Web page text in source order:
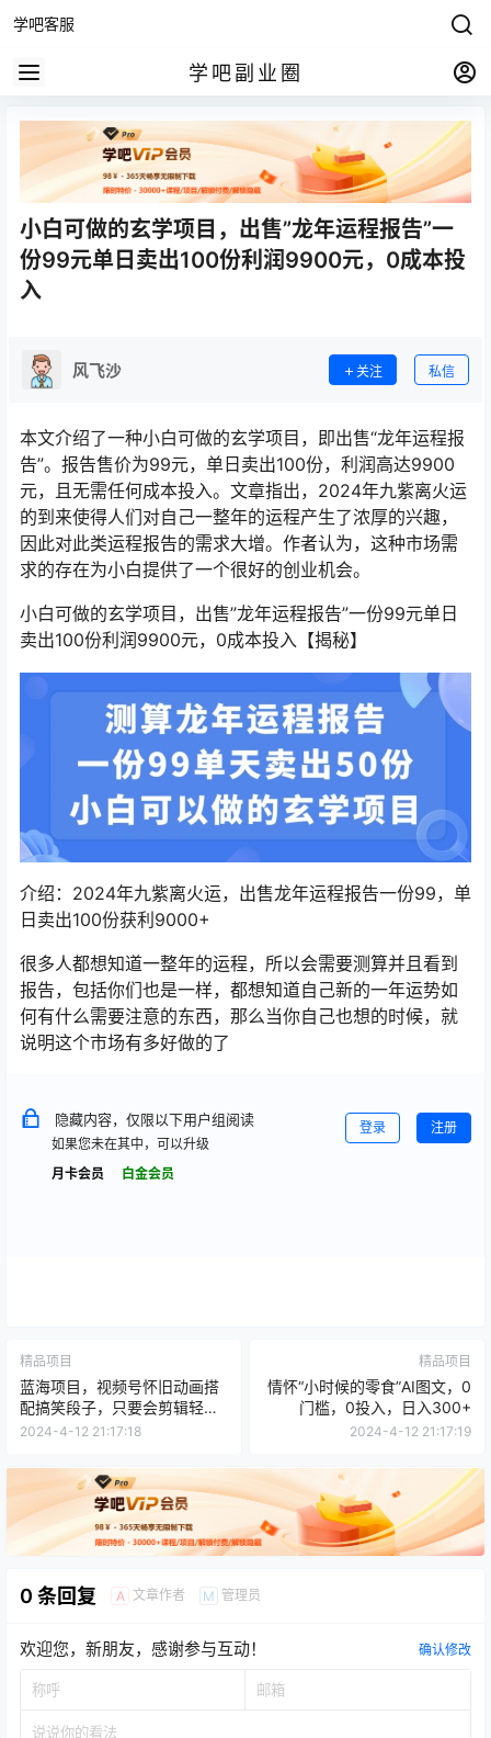
学吧客服
学吧副业圈
小白可做的玄学项目，出售”龙年运程报告”一
份99元单日卖出100份利润9900元，0成本投
入
风飞沙 关注 私信
本文介绍了一种小白可做的玄学项目，即出售“龙年运程报
告”。报告售价为99元，单日卖出100份，利润高达9900
元，且无需任何成本投入。文章指出，2024年九紫离火运
的到来使得人们对自己一整年的运程产生了浓厚的兴趣，
因此对此类运程报告的需求大增。作者认为，这种市场需
求的存在为小白提供了一个很好的创业机会。
小白可做的玄学项目，出售”龙年运程报告”一份99元单日
卖出100份利润9900元，0成本投入【揭秘】
介绍：2024年九紫离火运，出售龙年运程报告一份99，单
日卖出100份获利9000+
很多人都想知道一整年的运程，所以会需要测算并且看到
报告，包括你们也是一样，都想知道自己新的一年运势如
何有什么需要注意的东西，那么当你自己也想的时候，就
说明这个市场有多好做的了
隐藏内容，仅限以下用户组阅读
如果您未在其中，可以升级
月卡会员
白金会员
登录 注册
精品项目
蓝海项目，视频号怀旧动画搭
配搞笑段子，只要会剪辑轻松
日入500+
2024-4-12 21:17:18
精品项目
情怀“小时候的零食”AI图文，0
门槛，0投入，日入300+
2024-4-12 21:17:19
0 条回复 A 文章作者 M 管理员
欢迎您，新朋友，感谢参与互动！ 确认修改